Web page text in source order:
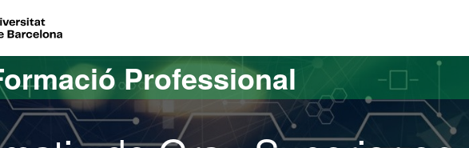
Professional